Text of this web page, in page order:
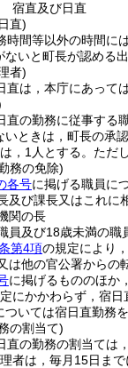
宿直及び日直
直)
時間等以外の時間に
ないと町長が認める
者)
直は，本庁にあって
直の勤務に従事する
いときは，町長の承
，1人とする。 ただ
務の免除)
各号に掲げる職員に
及び課長又はこれに
関の長
員及び18歳未満の職
第4項の規定により
は他の官公署からの
に掲げるもののほか
にかかわらず，宿日
ついては宿日直勤務
の割当て)
直の勤務の割当ては
者は，毎月15日ま